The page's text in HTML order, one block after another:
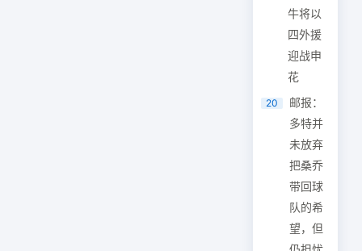
牛将以
四外援
迎战申
花
20
邮报：
多特并
未放弃
把桑乔
带回球
队的希
望，但